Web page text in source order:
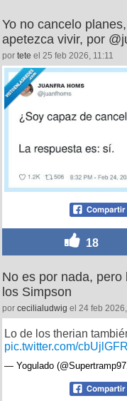
Yo no cancelo
apetezca vivir, por
por tete el 25 feb 2026, 11:11
18
No es por nada,
los Simpson
por cecilialudwig el 24 feb
Lo de los therian
pic.twitter.com/
— Yogulado